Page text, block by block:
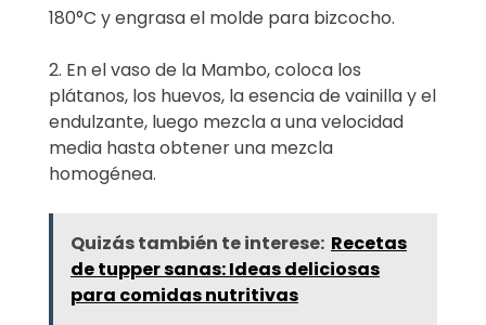
180°C y engrasa el molde para bizcocho.
2. En el vaso de la Mambo, coloca los
plátanos, los huevos, la esencia de vainilla y el
endulzante, luego mezcla a una velocidad
media hasta obtener una mezcla
homogénea.
Quizás también te interese: Recetas
de tupper sanas: Ideas deliciosas
para comidas nutritivas